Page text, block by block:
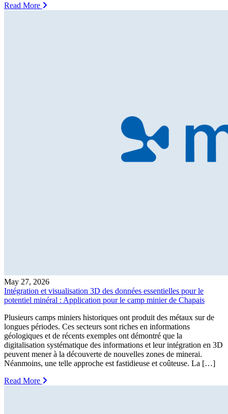
Read More
May 27, 2026
Intégration et visualisation 3D des données essentielles pour le
potentiel minéral : Application pour le camp minier de Chapais
Plusieurs camps miniers historiques ont produit des métaux sur de
longues périodes. Ces secteurs sont riches en informations
géologiques et de récents exemples ont démontré que la
digitalisation systématique des informations et leur intégration en 3D
peuvent mener à la découverte de nouvelles zones de minerai.
Néanmoins, une telle approche est fastidieuse et coûteuse. La […]
Read More